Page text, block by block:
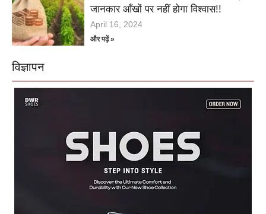
जानकार आँखों पर नहीं होगा विश्वास!!
April 16, 2024
और पढ़ें »
विज्ञापन